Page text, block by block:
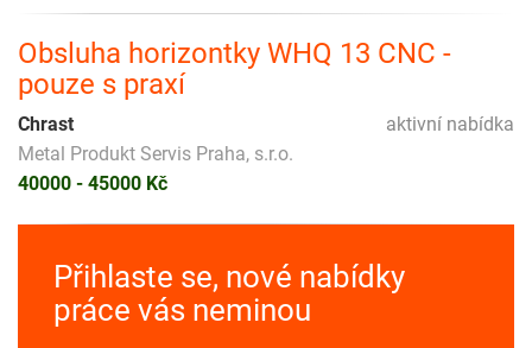
Obsluha horizontky WHQ 13 CNC -
pouze s praxí
aktivní nabídka
Chrast
Metal Produkt Servis Praha, s.r.o.
40000 - 45000 Kč
Přihlaste se, nové nabídky
práce vás neminou